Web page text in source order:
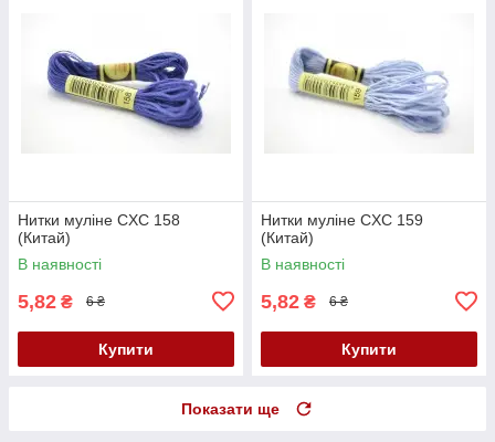
Нитки муліне CXC 158
(Китай)
В наявності
5,82 ₴ 6 ₴
Купити
Нитки муліне CXC 159
(Китай)
В наявності
5,82 ₴ 6 ₴
Купити
Показати ще